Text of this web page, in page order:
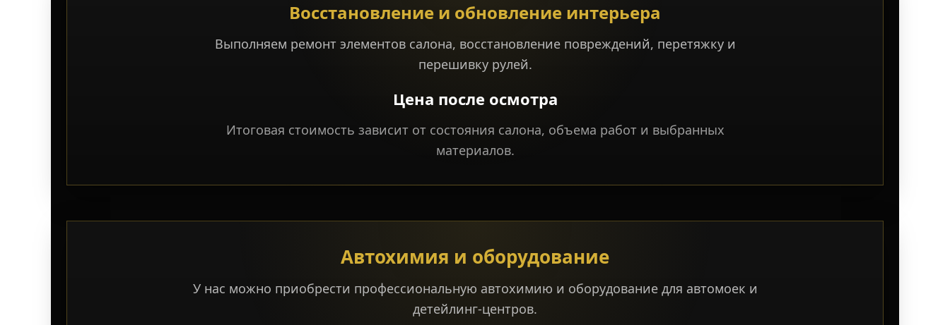
Восстановление и обновление интерьера
Выполняем ремонт элементов салона, восстановление повреждений, перетяжку и
перешивку рулей.
Цена после осмотра
Итоговая стоимость зависит от состояния салона, объема работ и выбранных
материалов.
Автохимия и оборудование
У нас можно приобрести профессиональную автохимию и оборудование для автомоек и
детейлинг-центров.